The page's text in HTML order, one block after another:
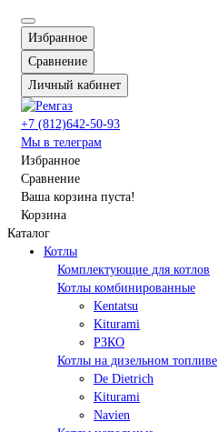
Избранное
Сравнение
Личный кабинет
+7 (812)642-50-93
Мы в телеграм
Избранное
Сравнение
Ваша корзина пуста!
Корзина
Каталог
Котлы
Комплектующие для котлов
Котлы комбинированные
Kentatsu
Kiturami
РЗКО
Котлы на дизельном топливе
De Dietrich
Kiturami
Navien